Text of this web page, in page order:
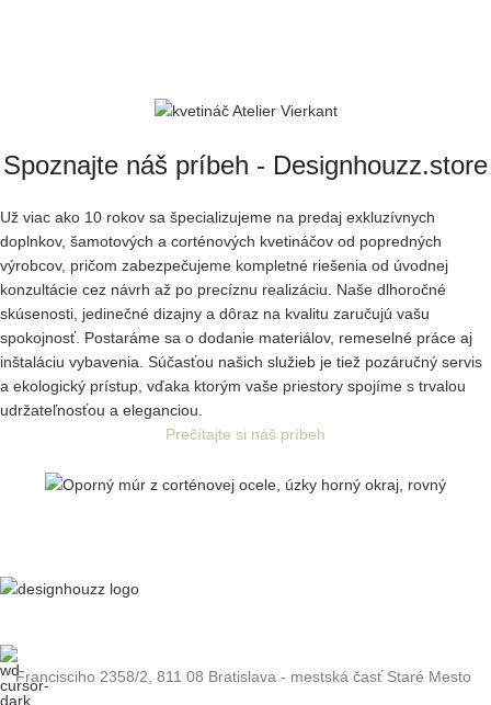
Spoznajte náš príbeh - Designhouzz.store
Už viac ako 10 rokov sa špecializujeme na predaj exkluzívnych
doplnkov, šamotových a corténových kvetináčov od popredných
výrobcov, pričom zabezpečujeme kompletné riešenia od úvodnej
konzultácie cez návrh až po precíznu realizáciu. Naše dlhoročné
skúsenosti, jedinečné dizajny a dôraz na kvalitu zaručujú vašu
spokojnosť. Postaráme sa o dodanie materiálov, remeselné práce aj
inštaláciu vybavenia. Súčasťou našich služieb je tiež pozáručný servis
a ekologický prístup, vďaka ktorým vaše priestory spojíme s trvalou
udržateľnosťou a eleganciou.
Prečítajte si náš príbeh
Francisciho 2358/2, 811 08 Bratislava - mestská časť Staré Mesto